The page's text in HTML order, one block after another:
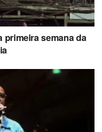
primeira semana da